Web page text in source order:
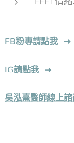
FB粉專請點我
IG請點我
吳泓熹醫師線上